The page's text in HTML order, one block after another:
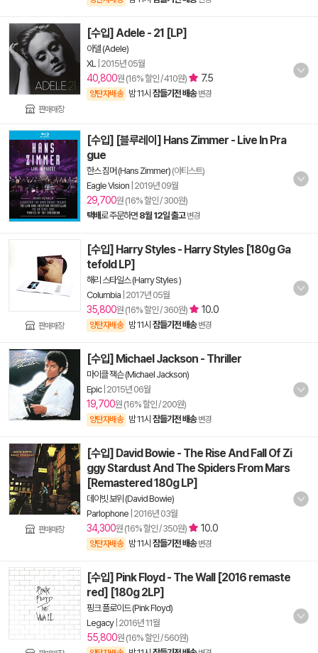
판매매장
[수입] Adele - 21 [LP]
아델 (Adele)
XL| 2015년 05월
40,800원 (16% 할인 / 410원) 7.5
양탄자배송 밤 11시 잠들기전 배송 변경
[수입] [블루레이] Hans Zimmer - Live In Pra
gue
한스 짐머 (Hans Zimmer) (아티스트)
Eagle Vision 2019년 09월
29,700원 (16% 할인 / 300원)
택배로 주문하면 8월 12일 출고 변경
판매매장
[수입] Harry Styles - Harry Styles [180g Ga
tefold LP]
해리 스타일스 (Harry Styles )
Columbia 2017년 05월
35,800원 (16% 할인 / 360원) 10.0
양탄자배송 밤 11시 잠들기전 배송 변경
[수입] Michael Jackson - Thriller
마이클 잭슨 (Michael Jackson)
Epic| 2015년 06월
19,700원 (16% 할인 / 200원)
양탄자배송 밤 11시 잠들기전 배송 변경
판매매장
[수입] David Bowie - The Rise And Fall Of Zi
ggy Stardust And The Spiders From Mars
[Remastered 180g LP]
데이빗 보위 (David Bowie)
Parlophone 2016년 03월
34,300원 (16% 할인 / 350원) 10.0
양탄자배송 밤 11시 잠들기전 배송 변경
[수입] Pink Floyd - The Wall [2016 remaste
red] [180g 2LP]
핑크 플로이드 (Pink Floyd)
Legacy| 2016년 11월
55,800원 (16% 할인 / 560원)